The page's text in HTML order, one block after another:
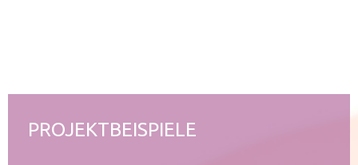
PROJEKTBEISPIELE